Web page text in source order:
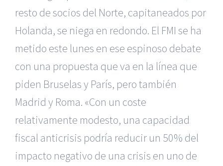
resto de socios del Norte, capitaneados por
Holanda, se niega en redondo. El FMI se ha
metido este lunes en ese espinoso debate
con una propuesta que va en la línea que
piden Bruselas y París, pero también
Madrid y Roma. «Con un coste
relativamente modesto, una capacidad
fiscal anticrisis podría reducir un 50% del
impacto negativo de una crisis en uno de